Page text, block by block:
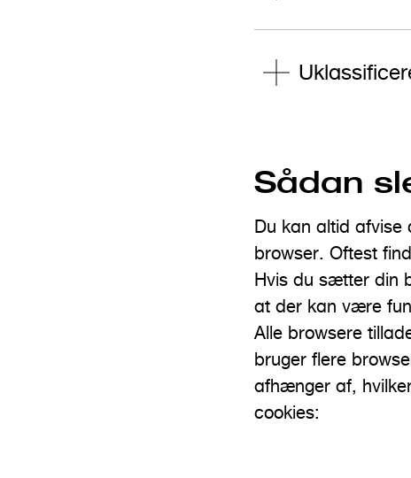
Sådan
Du kan altid afvise
browser. Oftest
Hvis du sætter din
at der kan være
Alle browsere
bruger flere
afhænger af,
cookies: